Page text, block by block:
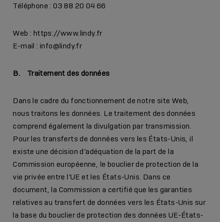
Téléphone : 03 88 20 04 66
Web : https://www.lindy.fr
E-mail : info@lindy.fr
B. Traitement des données
Dans le cadre du fonctionnement de notre site Web,
nous traitons les données. Le traitement des données
comprend également la divulgation par transmission.
Pour les transferts de données vers les États-Unis, il
existe une décision d’adéquation de la part de la
Commission européenne, le bouclier de protection de la
vie privée entre l’UE et les États-Unis. Dans ce
document, la Commission a certifié que les garanties
relatives au transfert de données vers les États-Unis sur
la base du bouclier de protection des données UE-États-